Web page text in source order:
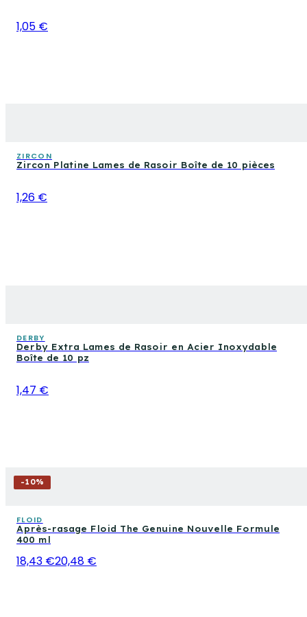
1,05 €
ZIRCON
Zircon Platine Lames de Rasoir Boîte de 10 pièces
1,26 €
DERBY
Derby Extra Lames de Rasoir en Acier Inoxydable
Boîte de 10 pz
1,47 €
-10%
FLOID
Après-rasage Floid The Genuine Nouvelle Formule
400 ml
18,43 €20,48 €